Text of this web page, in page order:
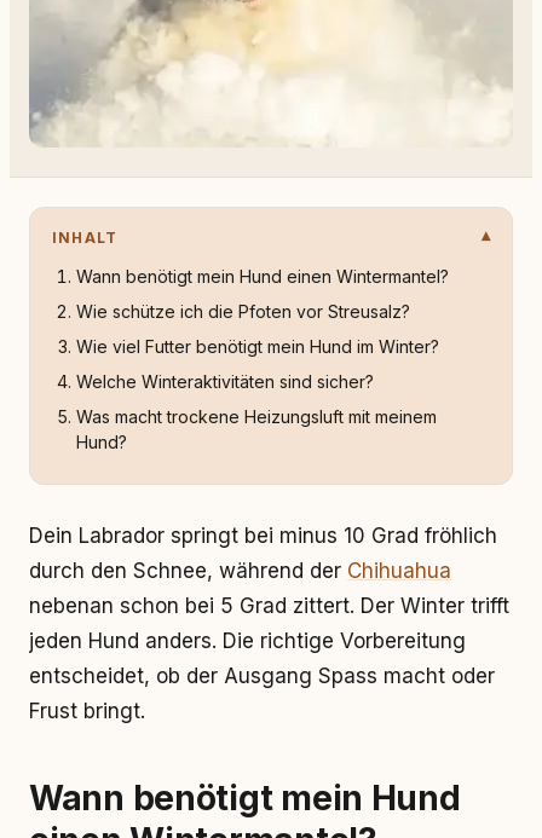
INHALT
Wann benötigt mein Hund einen Wintermantel?
Wie schütze ich die Pfoten vor Streusalz?
Wie viel Futter benötigt mein Hund im Winter?
Welche Winteraktivitäten sind sicher?
Was macht trockene Heizungsluft mit meinem
Hund?
Dein Labrador springt bei minus 10 Grad fröhlich
durch den Schnee, während der Chihuahua
nebenan schon bei 5 Grad zittert. Der Winter trifft
jeden Hund anders. Die richtige Vorbereitung
entscheidet, ob der Ausgang Spass macht oder
Frust bringt.
Wann benötigt mein Hund